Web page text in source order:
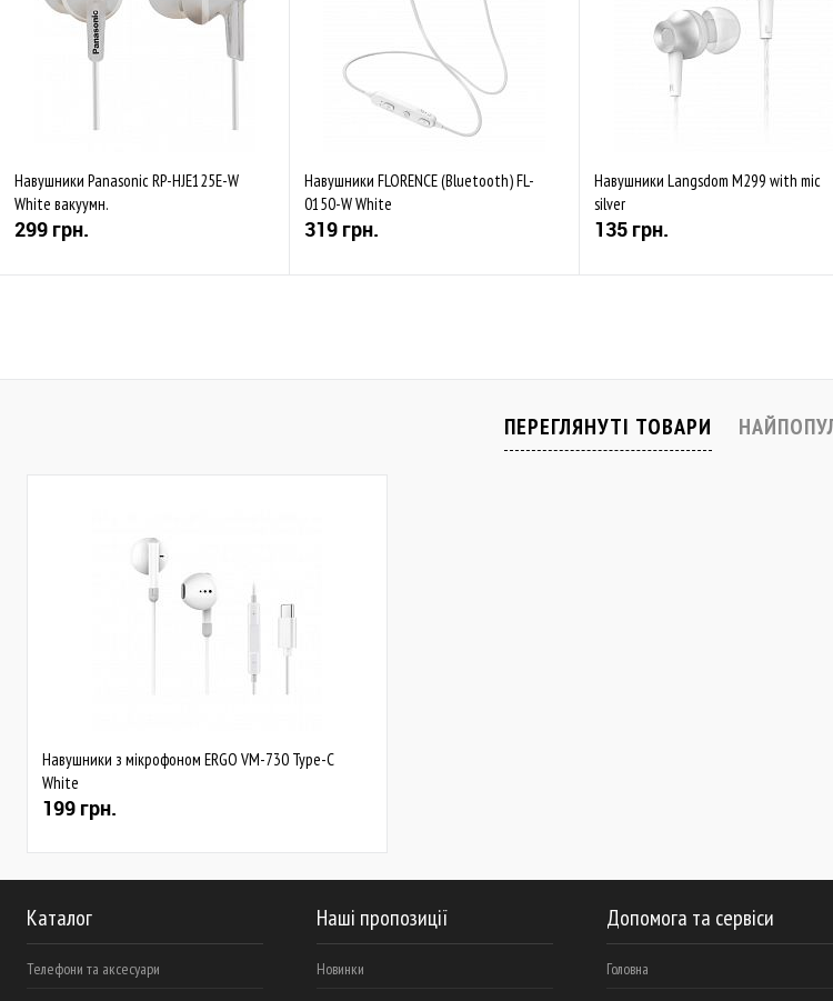
Навушники Panasonic RP-HJE125E-W
White вакуумн.
299 грн.
Навушники FLORENCE (Bluetooth) FL-
0150-W White
319 грн.
Навушники Langsdom M299 with mic
silver
135 грн.
ПЕРЕГЛЯНУТІ ТОВАРИ
Навушники з мікрофоном ERGO VM-730 Type-C
White
199 грн.
Каталог
Телефони та аксесуари
Наші пропозиції
Новинки
Допомога та сервіси
Головна